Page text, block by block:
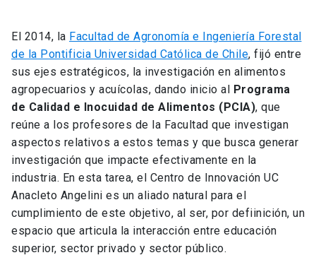
El 2014, la Facultad de Agronomía e Ingeniería Forestal
de la Pontificia Universidad Católica de Chile, fijó entre
sus ejes estratégicos, la investigación en alimentos
agropecuarios y acuícolas, dando inicio al Programa
de Calidad e Inocuidad de Alimentos (PCIA), que
reúne a los profesores de la Facultad que investigan
aspectos relativos a estos temas y que busca generar
investigación que impacte efectivamente en la
industria. En esta tarea, el Centro de Innovación UC
Anacleto Angelini es un aliado natural para el
cumplimiento de este objetivo, al ser, por defiinición, un
espacio que articula la interacción entre educación
superior, sector privado y sector público.